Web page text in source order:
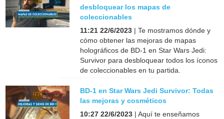
desbloquear los mapas de
coleccionables
11:21 22/6/2023 | Te mostramos dónde y
cómo obtener las mejoras de mapas
holográficos de BD-1 en Star Wars Jedi:
Survivor para desbloquear todos los íconos
de coleccionables en tu partida.
BD-1 en Star Wars Jedi Survivor: Todas
las mejoras y cosméticos
10:27 22/6/2023 | Aquí te enseñamos